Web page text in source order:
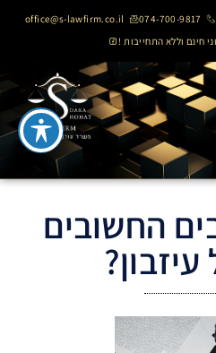
074-700-9817
office@s-lawfirm.co.il
חינם וללא התחייבות !
החשובים
עיזבון?